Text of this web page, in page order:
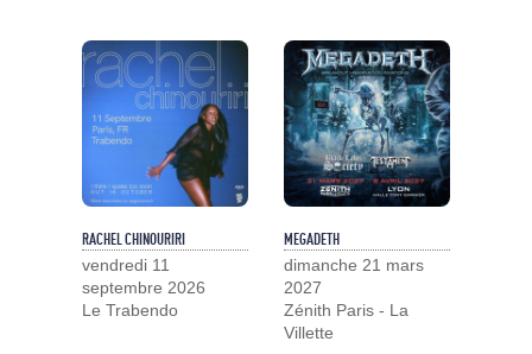
RACHEL CHINOURIRI
vendredi 11
septembre 2026
Le Trabendo
MEGADETH
dimanche 21 mars
2027
Zénith Paris - La
Villette